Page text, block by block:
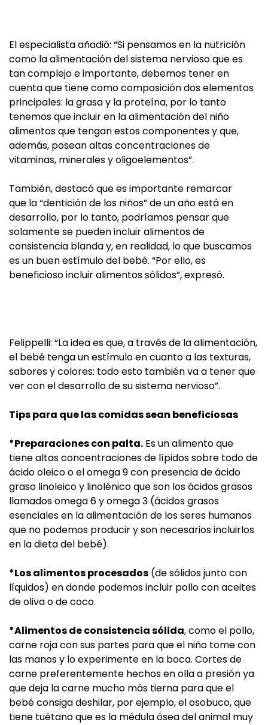
El especialista añadió: “Si pensamos en la nutrición
como la alimentación del sistema nervioso que es
tan complejo e importante, debemos tener en
cuenta que tiene como composición dos elementos
principales: la grasa y la proteína, por lo tanto
tenemos que incluir en la alimentación del niño
alimentos que tengan estos componentes y que,
además, posean altas concentraciones de
vitaminas, minerales y oligoelementos”.
También, destacó que es importante remarcar
que la “dentición de los niños” de un año está en
desarrollo, por lo tanto, podríamos pensar que
solamente se pueden incluir alimentos de
consistencia blanda y, en realidad, lo que buscamos
es un buen estímulo del bebé. “Por ello, es
beneficioso incluir alimentos sólidos”, expresó.
Felippelli: “La idea es que, a través de la alimentación,
el bebé tenga un estímulo en cuanto a las texturas,
sabores y colores: todo esto también va a tener que
ver con el desarrollo de su sistema nervioso”.
Tips para que las comidas sean beneficiosas
*Preparaciones con palta. Es un alimento que
tiene altas concentraciones de lípidos sobre todo de
ácido oleico o el omega 9 con presencia de ácido
graso linoleico y linolénico que son los ácidos grasos
llamados omega 6 y omega 3 (ácidos grasos
esenciales en la alimentación de los seres humanos
que no podemos producir y son necesarios incluirlos
en la dieta del bebé).
*Los alimentos procesados (de sólidos junto con
líquidos) en donde podemos incluir pollo con aceites
de oliva o de coco.
*Alimentos de consistencia sólida, como el pollo,
carne roja con sus partes para que el niño tome con
las manos y lo experimente en la boca. Cortes de
carne preferentemente hechos en olla a presión ya
que deja la carne mucho más tierna para que el
bebé consiga deshilar, por ejemplo, el osobuco, que
tiene tuétano que es la médula ósea del animal muy